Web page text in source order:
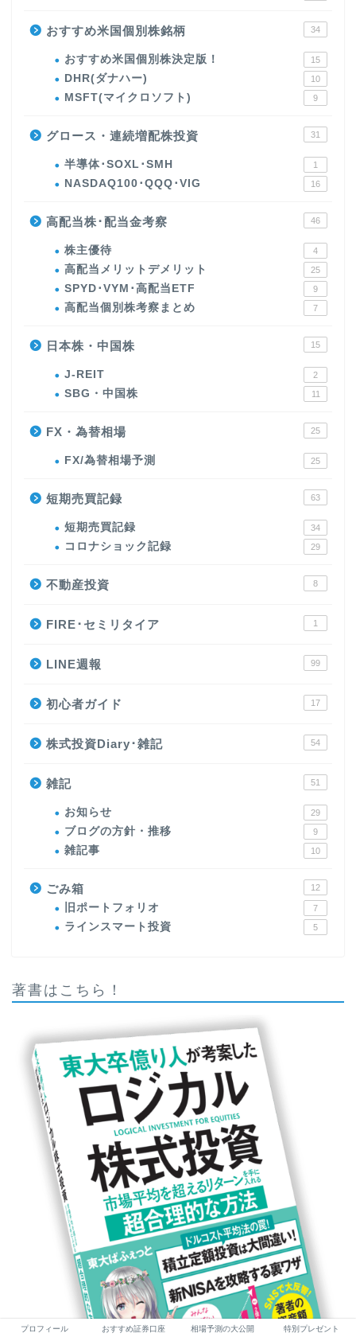
おすすめ米国個別株銘柄 34
おすすめ米国個別株決定版！ 15
DHR(ダナハー) 10
MSFT(マイクロソフト) 9
グロース・連続増配株投資 31
半導体･SOXL･SMH 1
NASDAQ100･QQQ･VIG 16
高配当株･配当金考察 46
株主優待 4
高配当メリットデメリット 25
SPYD･VYM･高配当ETF 9
高配当個別株考察まとめ 7
日本株・中国株 15
J-REIT 2
SBG・中国株 11
FX・為替相場 25
FX/為替相場予測 25
短期売買記録 63
短期売買記録 34
コロナショック記録 29
不動産投資 8
FIRE･セミリタイア 1
LINE週報 99
初心者ガイド 17
株式投資Diary･雑記 54
雑記 51
お知らせ 29
ブログの方針・推移 9
雑記事 10
ごみ箱 12
旧ポートフォリオ 7
ラインスマート投資 5
著書はこちら！
プロフィール おすすめ証券口座 相場予測の大公開 特別プレゼント